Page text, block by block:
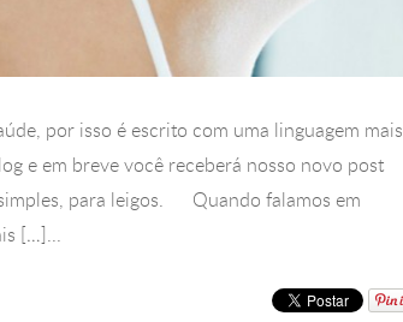
por isso é escrito com uma linguagem mais
e em breve você receberá nosso novo post
para leigos. Quando falamos em
[…]...